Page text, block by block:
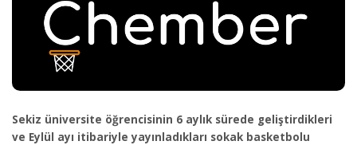
Sekiz üniversite öğrencisinin 6 aylık sürede geliştirdikleri
ve Eylül ayı itibariyle yayınladıkları sokak basketbolu